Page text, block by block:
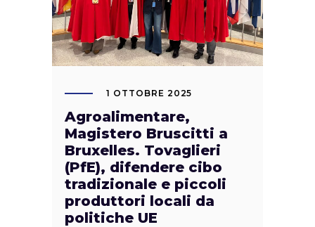
1 OTTOBRE 2025
Agroalimentare,
Magistero Bruscitti a
Bruxelles. Tovaglieri
(PfE), difendere cibo
tradizionale e piccoli
produttori locali da
politiche UE